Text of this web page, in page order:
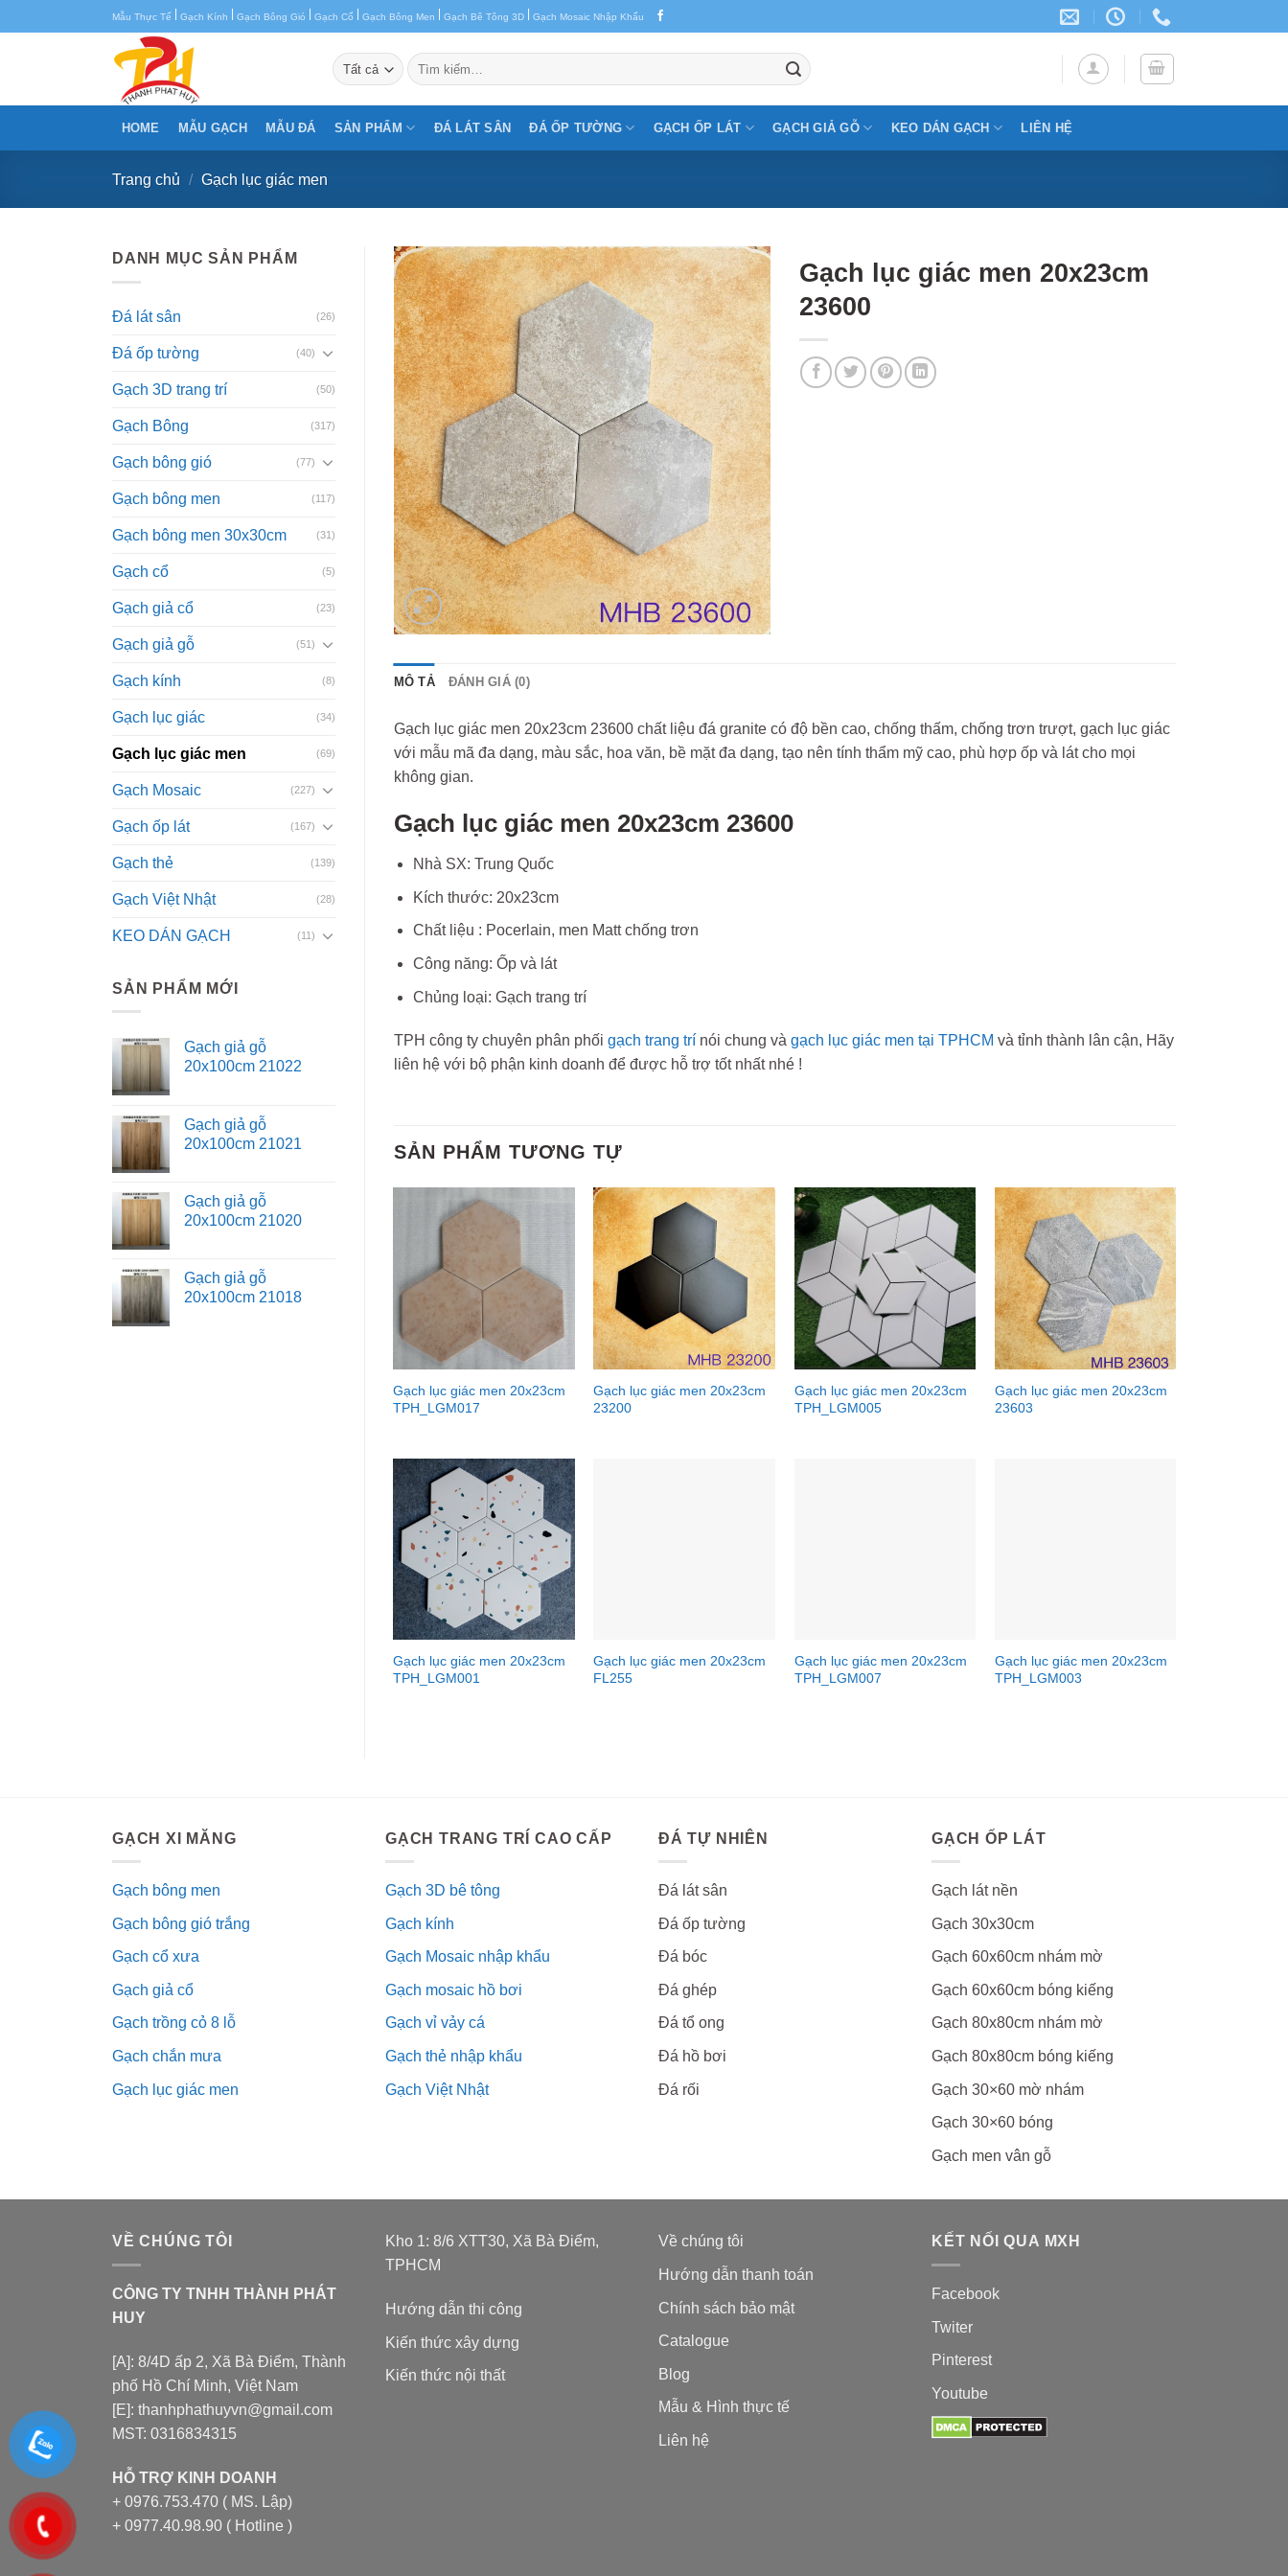
đến
Mẫu Thực Tế | Gạch Kính | Gạch Bông Gió | Gạch Cổ | Gạch Bông Men | Gạch Bê Tông 3D | Gạch Mosaic Nhập Khẩu
Tìm
kiếm:
HOME MẪU GẠCH MẪU ĐÁ SẢN PHẨM ĐÁ LÁT SÂN ĐÁ ỐP TƯỜNG GẠCH ỐP LÁT GẠCH GIẢ GỖ KEO DÁN GẠCH LIÊN HỆ
Trang chủ / Gạch lục giác men
DANH MỤC SẢN PHẨM
Đá lát sân (26)
Đá ốp tường (40)
Gạch 3D trang trí (50)
Gạch Bông (317)
Gạch bông gió (77)
Gạch bông men (117)
Gạch bông men 30x30cm (31)
Gạch cổ (5)
Gạch giả cổ (23)
Gạch giả gỗ (51)
Gạch kính (8)
Gạch lục giác (34)
Gạch lục giác men (69)
Gạch Mosaic (227)
Gạch ốp lát (167)
Gạch thẻ (139)
Gạch Việt Nhật (28)
KEO DÁN GẠCH (11)
SẢN PHẨM MỚI
Gạch giả gỗ
20x100cm 21022
Gạch giả gỗ
20x100cm 21021
Gạch giả gỗ
20x100cm 21020
Gạch giả gỗ
20x100cm 21018
Gạch lục giác men 20x23cm
23600
MÔ TẢ ĐÁNH GIÁ (0)
Gạch lục giác men 20x23cm 23600 chất liệu đá granite có độ bền cao, chống thấm, chống trơn trượt, gạch lục giác
với mẫu mã đa dạng, màu sắc, hoa văn, bề mặt đa dạng, tạo nên tính thẩm mỹ cao, phù hợp ốp và lát cho mọi
không gian.
Gạch lục giác men 20x23cm 23600
Nhà SX: Trung Quốc
Kích thước: 20x23cm
Chất liệu : Pocerlain, men Matt chống trơn
Công năng: Ốp và lát
Chủng loại: Gạch trang trí
TPH công ty chuyên phân phối gạch trang trínói chung và gạch lục giác men tại TPHCM và tỉnh thành lân cận, Hãy
liên hệ với bộ phận kinh doanh để được hỗ trợ tốt nhất nhé !
SẢN PHẨM TƯƠNG TỰ
Gạch lục giác men 20x23cm
TPH_LGM017
Gạch lục giác men 20x23cm
23200
Gạch lục giác men 20x23cm
TPH_LGM005
Gạch lục giác men 20x23cm
23603
Gạch lục giác men 20x23cm
TPH_LGM001
Gạch lục giác men 20x23cm
FL255
Gạch lục giác men 20x23cm
TPH_LGM007
Gạch lục giác men 20x23cm
TPH_LGM003
GẠCH XI MĂNG
Gạch bông men
Gạch bông gió trắng
Gạch cổ xưa
Gạch giả cổ
Gạch trồng cỏ 8 lỗ
Gạch chắn mưa
Gạch lục giác men
GẠCH TRANG TRÍ CAO CẤP
Gạch 3D bê tông
Gạch kính
Gạch Mosaic nhập khẩu
Gạch mosaic hồ bơi
Gạch vỉ vảy cá
Gạch thẻ nhập khẩu
Gạch Việt Nhật
ĐÁ TỰ NHIÊN
Đá lát sân
Đá ốp tường
Đá bóc
Đá ghép
Đá tổ ong
Đá hồ bơi
Đá rối
GẠCH ỐP LÁT
Gạch lát nền
Gạch 30x30cm
Gạch 60x60cm nhám mờ
Gạch 60x60cm bóng kiếng
Gạch 80x80cm nhám mờ
Gạch 80x80cm bóng kiếng
Gạch 30×60 mờ nhám
Gạch 30×60 bóng
Gạch men vân gỗ
VỀ CHÚNG TÔI
CÔNG TY TNHH THÀNH PHÁT
HUY
[A]: 8/4D ấp 2, Xã Bà Điểm, Thành
phố Hồ Chí Minh, Việt Nam
[E]: thanhphathuyvn@gmail.com
MST: 0316834315
HỖ TRỢ KINH DOANH
+ 0976.753.470 ( MS. Lập)
+ 0977.40.98.90 ( Hotline )
Kho 1: 8/6 XTT30, Xã Bà Điểm,
TPHCM
Hướng dẫn thi công
Kiến thức xây dựng
Kiến thức nội thất
Về chúng tôi
Hướng dẫn thanh toán
Chính sách bảo mật
Catalogue
Blog
Mẫu & Hình thực tế
Liên hệ
KẾT NỐI QUA MXH
Facebook
Twiter
Pinterest
Youtube